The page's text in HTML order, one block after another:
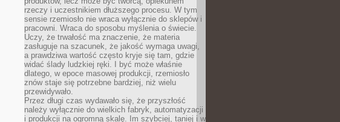
rzeczy i uczestnikiem dłuższego procesu. W tym
sensie rzemiosło nie wraca wyłącznie do sklepów i
pracowni. Wraca do sposobu myślenia o świecie.
Uczy, że trwałość ma znaczenie, że materia
zasługuje na szacunek, że jakość wymaga uwagi,
a prawdziwa wartość często kryje się tam, gdzie
widać ślady ludzkiej ręki. I być może właśnie
dlatego, w epoce masowej produkcji, rzemiosło
znów staje się potrzebne bardziej, niż wielu
przewidywało.
Przez długi czas wydawało się, że przyszłość
należy wyłącznie do wielkich fabryk, automatyzacji
i produkcji na ogromną skalę. Im szybciej, taniej i w